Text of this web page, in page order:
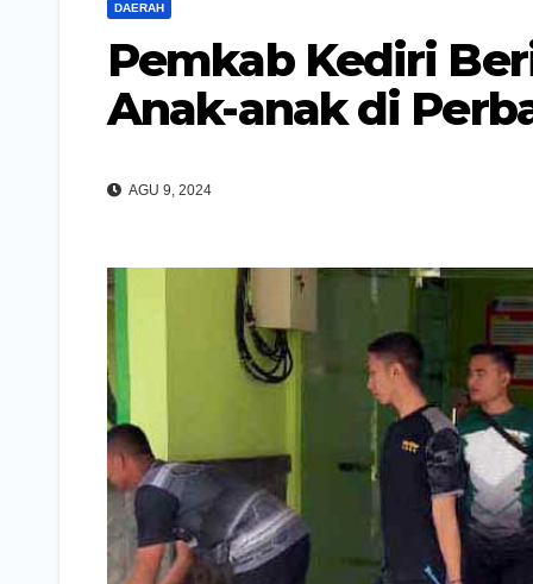
DAERAH
Pemkab Kediri
Anak-anak di
AGU 9, 2024